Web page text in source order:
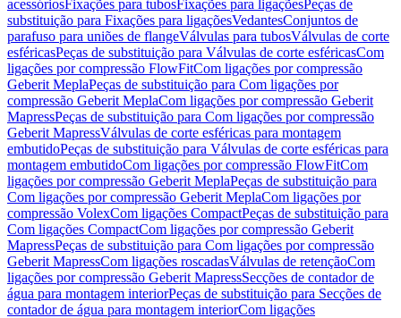
acessóriosFixações para tubosFixações para ligaçõesPeças de
substituição para Fixações para ligaçõesVedantesConjuntos de
parafuso para uniões de flangeVálvulas para tubosVálvulas de corte
esféricasPeças de substituição para Válvulas de corte esféricasCom
ligações por compressão FlowFitCom ligações por compressão
Geberit MeplaPeças de substituição para Com ligações por
compressão Geberit MeplaCom ligações por compressão Geberit
MapressPeças de substituição para Com ligações por compressão
Geberit MapressVálvulas de corte esféricas para montagem
embutidoPeças de substituição para Válvulas de corte esféricas para
montagem embutidoCom ligações por compressão FlowFitCom
ligações por compressão Geberit MeplaPeças de substituição para
Com ligações por compressão Geberit MeplaCom ligações por
compressão VolexCom ligações CompactPeças de substituição para
Com ligações CompactCom ligações por compressão Geberit
MapressPeças de substituição para Com ligações por compressão
Geberit MapressCom ligações roscadasVálvulas de retençãoCom
ligações por compressão Geberit MapressSecções de contador de
água para montagem interiorPeças de substituição para Secções de
contador de água para montagem interiorCom ligações